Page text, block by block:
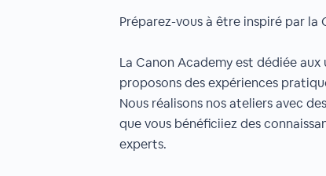
Préparez-vous à être inspiré par la
La Canon Academy est dédiée
proposons des expériences
Nous réalisons nos ateliers avec
que vous bénéficiiez des
experts.